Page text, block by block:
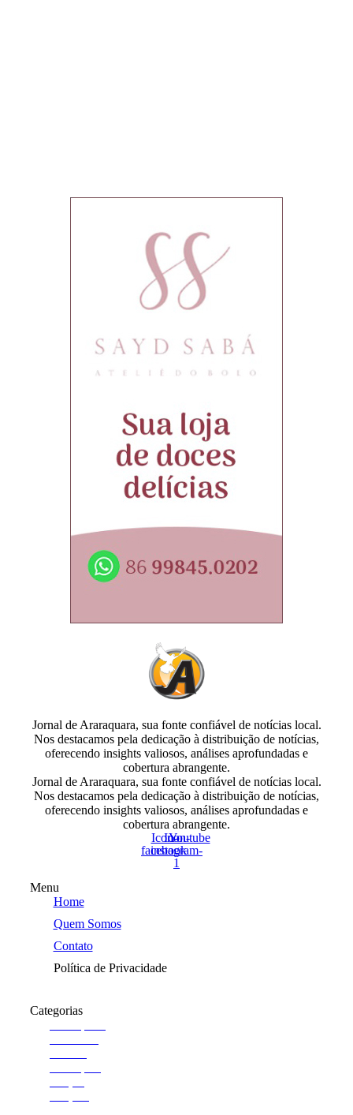
Jornal de Araraquara, sua fonte confiável de notícias local.
Nos destacamos pela dedicação à distribuição de notícias,
oferecendo insights valiosos, análises aprofundadas e
cobertura abrangente.
Jornal de Araraquara, sua fonte confiável de notícias local.
Nos destacamos pela dedicação à distribuição de notícias,
oferecendo insights valiosos, análises aprofundadas e
cobertura abrangente.
Icon-
facebook
Icon-
instagram-
1
Youtube
Menu
Home
Quem Somos
Contato
Política de Privacidade
Categorias